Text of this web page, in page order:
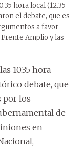
hora local (12.35
el debate, que es
a favor
Amplio y las
10.35 hora
debate, que
por los
de
en